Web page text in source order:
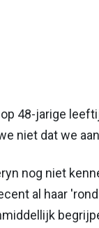
48-jarige
niet dat we
nog niet
al haar